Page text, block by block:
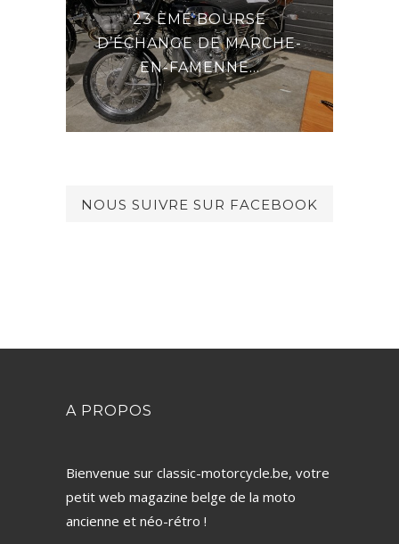
23 ÈME BOURSE
D’ÉCHANGE DE MARCHE-
EN-FAMENNE...
NOUS SUIVRE SUR FACEBOOK
A PROPOS
Bienvenue sur classic-motorcycle.be, votre
petit web magazine belge de la moto
ancienne et néo-rétro !